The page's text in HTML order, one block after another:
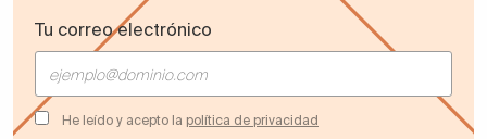
Tu correo electrónico
He leído y acepto la política de privacidad